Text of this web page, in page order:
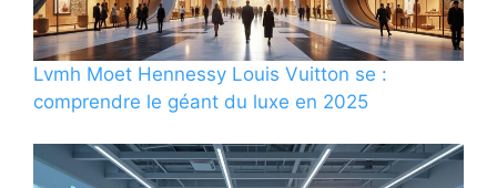
Lvmh Moet Hennessy Louis Vuitton se :
comprendre le géant du luxe en 2025